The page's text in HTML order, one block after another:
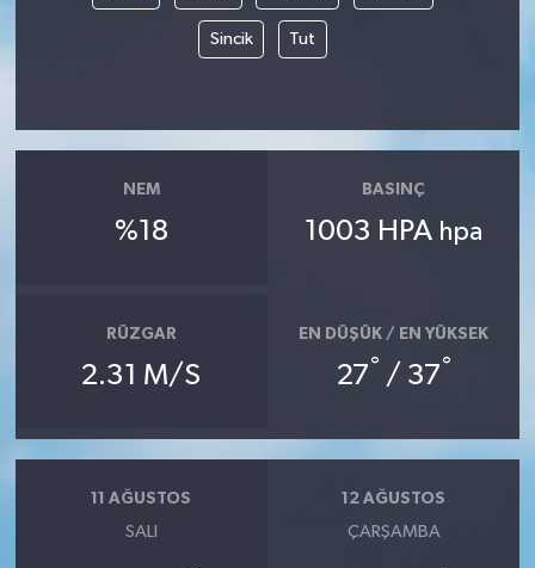
Sincik Tut
NEM
%18
BASINÇ
1003 HPA hpa
RÜZGAR
2.31 M/S
EN DÜŞÜK / EN YÜKSEK
27° / 37°
11 AĞUSTOS
SALI
12 AĞUSTOS
ÇARŞAMBA